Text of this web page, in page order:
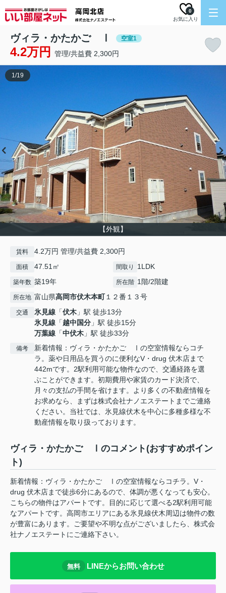
お気に入り
0
ヴィラ・かたかご Ⅰ 空室1
4.2万円 管理/共益費 2,300円
【外観】
1/19
賃料 4.2万円 管理/共益費 2,300円
面積 47.51㎡ 間取り 1LDK
築年数 築19年 所在階 1階/2階建
所在地 富山県高岡市伏木本町１２番１３号
交通 氷見線 「伏木 」駅 徒歩13分
氷見線 「越中国分 」駅 徒歩15分
万葉線 「中伏木 」駅 徒歩33分
備考
新着情報：ヴィラ・かたかご Ⅰの空室情報ならコチ
ラ。薬や日用品を買うのに便利なV・drug 伏木店まで
442mです。2駅利用可能な物件なので、交通経路を選
ぶことができます。初期費用や家賃のカード決済で、
月々の支払の手間を省けます。より多くの不動産情報を
お求めなら、まずは株式会社ナノエステートまでご連絡
ください。当社では、氷見線伏木を中心に多種多様な不
動産情報を取り扱っております。
ヴィラ・かたかご Ⅰのコメント(おすすめポイン
ト)
新着情報：ヴィラ・かたかご Ⅰの空室情報ならコチラ。V・
drug 伏木店まで徒歩6分にあるので、体調が悪くなっても安心。
こちらの物件はアパートです。目的に応じて選べる2駅利用可能
なアパートです。高岡市エリアにある氷見線伏木周辺は物件の数
が豊富にあります。ご要望や不明な点がございましたら、株式会
社ナノエステートにご連絡下さい。
無料 LINEからお問い合わせ